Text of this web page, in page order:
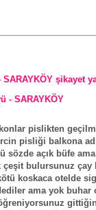
SARAYKÖY şikayet
- SARAYKÖY
pislikten
pisliği balkona
sözde açık büfe ama
çeşit bulursunuz
koskaca otelde
ama yok buhar